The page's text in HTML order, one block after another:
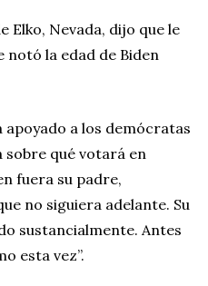
Elko, Nevada, dijo que le
notó la edad de Biden
apoyado a los demócratas
sobre qué votará en
fuera su padre,
no siguiera adelante. Su
sustancialmente. Antes
esta vez”.